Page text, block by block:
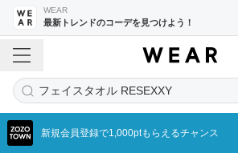
WEAR
最新トレンドのコーデを見つけよう！
フェイスタオル RESEXXY
新規会員登録で1,000ptもらえるチャンス